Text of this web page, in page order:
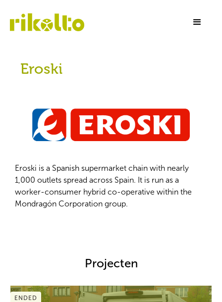
Eroski
Eroski is a Spanish supermarket chain with nearly
1,000 outlets spread across Spain. It is run as a
worker-consumer hybrid co-operative within the
Mondragón Corporation group.
Projecten
ENDED